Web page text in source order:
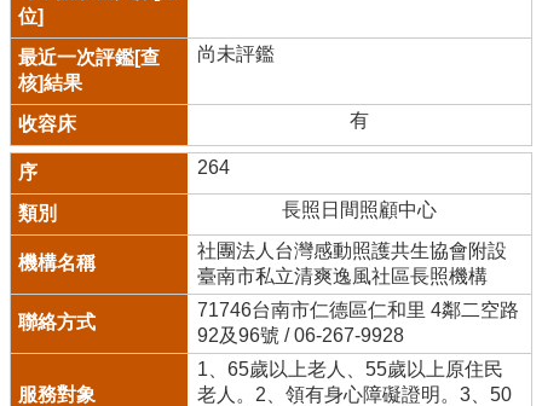
尚未評鑑
有
264
長照日間照顧中心
社團法人台灣感動照護共生協會附設
臺南市私立清爽逸風社區長照機構
71746台南市仁德區仁和里 4鄰二空路
92及96號 / 06-267-9928
1、65歲以上老人、55歲以上原住民
老人。2、領有身心障礙證明。3、50